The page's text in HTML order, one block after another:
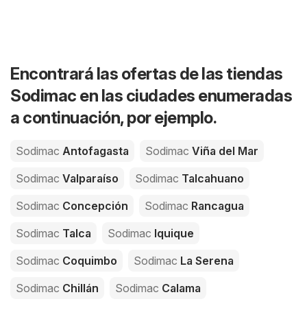
Encontrará las ofertas de las tiendas
Sodimac en las ciudades enumeradas
a continuación, por ejemplo.
Sodimac Antofagasta Sodimac Viña del Mar
Sodimac Valparaíso Sodimac Talcahuano
Sodimac Concepción Sodimac Rancagua
Sodimac Talca Sodimac Iquique
Sodimac Coquimbo Sodimac La Serena
Sodimac Chillán Sodimac Calama